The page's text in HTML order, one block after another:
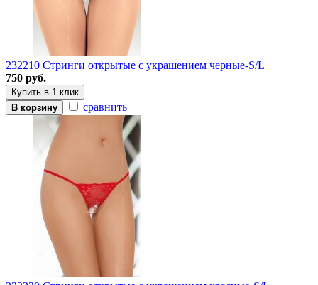
232210 Стринги открытые с украшением черные-S/L
750 руб.
Купить в 1 клик
В корзину
сравнить